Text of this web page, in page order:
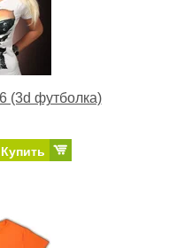
(3d футболка)
Купить